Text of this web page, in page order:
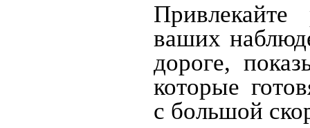
ваших
дороге,
которые
с большой